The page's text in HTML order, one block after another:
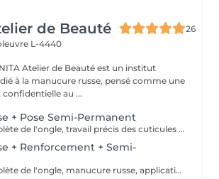
de Beauté
26
L-4440
un institut
à la manucure russe, pensé comme une
au ...
+ Pose Semi-Permanent
Préparation complète de l'ongle, travail précis des cuticules en manucure russe, puis pose d'une base, du vernis semi-permanent et d'un top coat pour un résultat net, brillant et longue tenue.
+ Renforcement + Semi-
Préparation complète de l'ongle, manucure russe, application d'un renfort avec base teintée naturelle, puis pose du vernis semi-permanent et du top coat pour une finition nette et durable.